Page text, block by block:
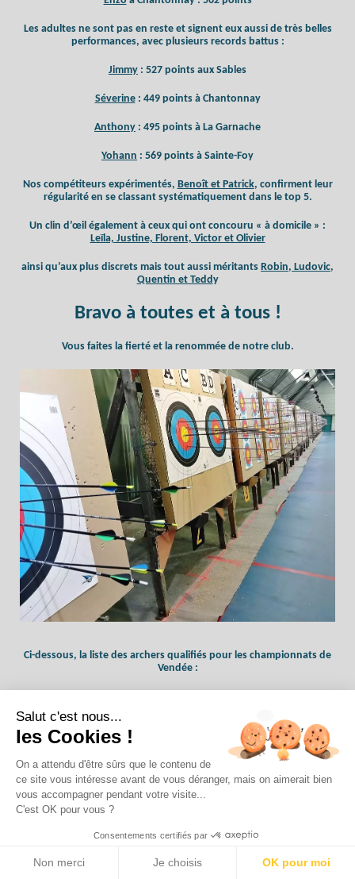
Les adultes ne sont pas en reste et signent eux aussi de très belles
performances, avec plusieurs records battus :
Jimmy : 527 points aux Sables
Séverine: 449 points à Chantonnay
Anthony : 495 points à La Garnache
Yohann : 569 points à Sainte-Foy
Nos compétiteurs expérimentés, Benoît et Patrick, confirment leur
régularité en se classant systématiquement dans le top 5.
Un clin d’œil également à ceux qui ont concouru « à domicile » :
Leïla, Justine, Florent, Victor et Olivier
ainsi qu’aux plus discrets mais tout aussi méritants Robin, Ludovic,
Quentin et Teddy
Bravo à toutes et à tous !
Vous faites la fierté et la renommée de notre club.
Ci-dessous, la liste des archers qualifiés pour les championnats de
Vendée :
Dimanche 25 janvier : Jimmy, Séverine et Yohann
Très belle rencontre à Talmont avec
les archers voisins !
médailles et le sourire aux lèvres.
Salut c'est nous...
les Cookies !
On a attendu d'être sûrs que le contenu de
ce site vous intéresse avant de vous déranger, mais on aimerait bien
vous accompagner pendant votre visite...
C'est OK pour vous ?
Consentements certifiés par
Non merci Je choisis OK pour moi